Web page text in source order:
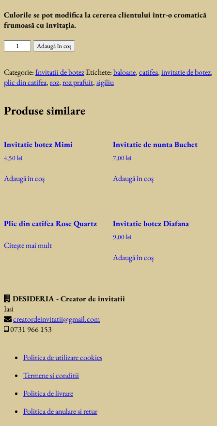
Culorile se pot modifica la cererea clientului într-o cromatică
frumoasă cu invitaţia.
Cantitate
Iasmina
Adaugă în coș
Categorie:Invitatii de botezEtichete:baloane,catifea,invitatie de botez,
plic din catifea,roz,roz prafuit,sigiliu
Produse similare
Invitatie botez Mimi
4,50lei
Adaugă în coș
Invitatie de nunta Buchet
7,00lei
Adaugă în coș
Plic din catifea Rose Quartz
Citește mai mult
Invitatie botez Diafana
9,00lei
Adaugă în coș
DESIDERIA - Creator de invitatii
Iasi
creatordeinvitatii@gmail.com
0731 966 153
Politica de utilizare cookies
Termene si conditii
Politica de livrare
Politica de anulare si retur